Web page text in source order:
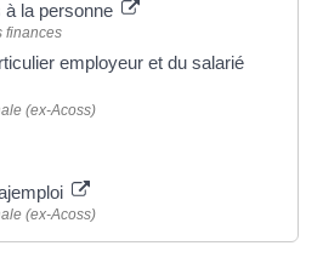
la personne
finances
employeur et du salarié
(ex-Acoss)
(ex-Acoss)